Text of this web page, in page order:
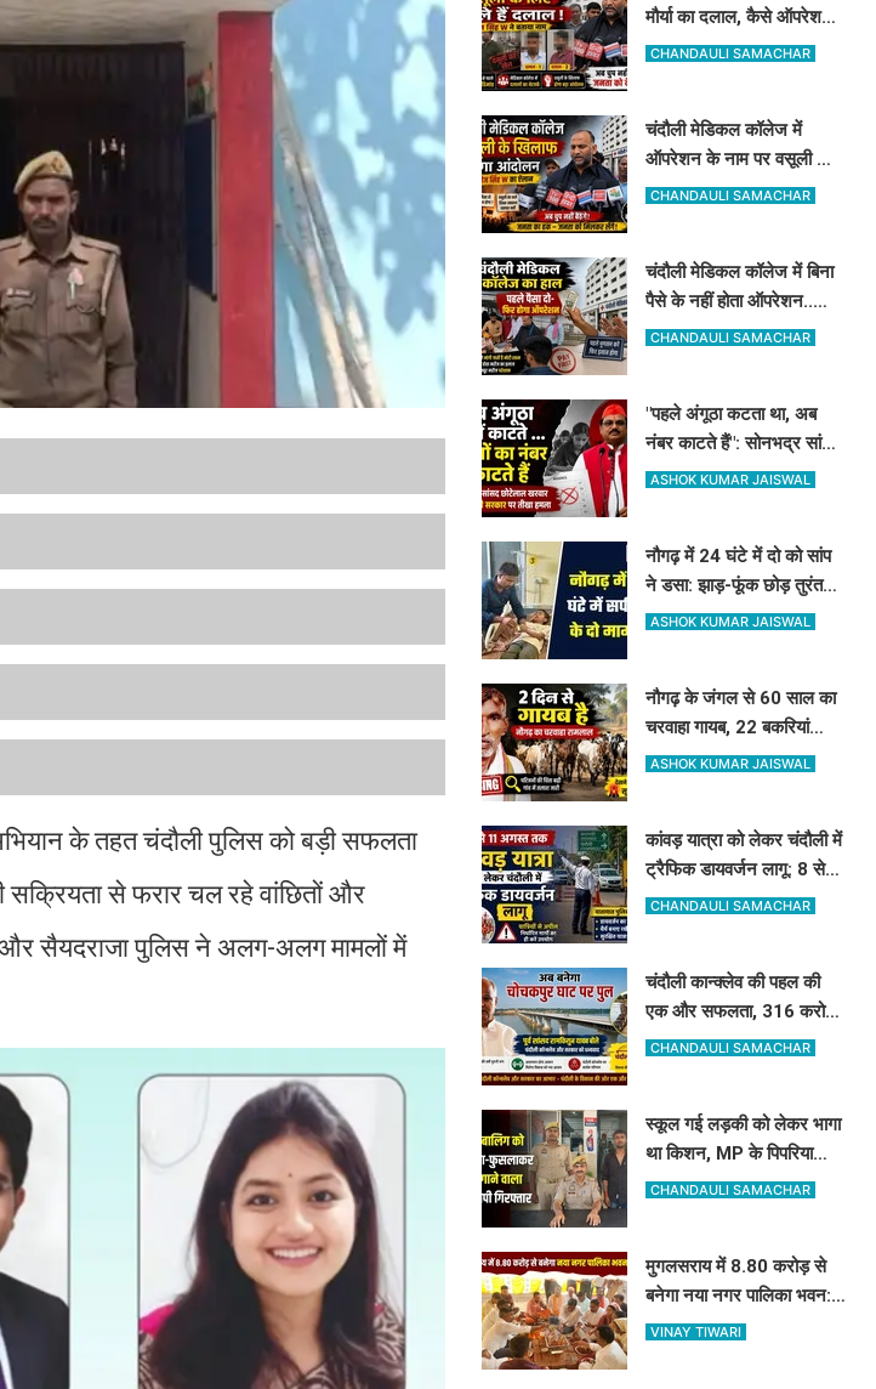
के तहत चंदौली पुलिस को बड़ी सफलता
सक्रियता से फरार चल रहे वांछितों और
और सैयदराजा पुलिस ने अलग-अलग मामलों में
मौर्या का दलाल, कैसे ऑपरेशन
के लिए खुलेआम मांगता है पैसे,
CHANDAULI SAMACHAR
चंदौली मेडिकल कॉलेज में
ऑपरेशन के नाम पर वसूली का
मनोज सिंह डब्लू करेंगे विरोध,
CHANDAULI SAMACHAR
चंदौली मेडिकल कॉलेज में बिना
पैसे के नहीं होता ऑपरेशन..
विधवा से मांगे 30 हजार, DM-
CHANDAULI SAMACHAR
"पहले अंगूठा कटता था, अब
नंबर काटते हैं": सोनभद्र सांसद
छोटेलाल खरवार का मोदी
ASHOK KUMAR JAISWAL
नौगढ़ में 24 घंटे में दो को सांप
ने डसा: झाड़-फूंक छोड़ तुरंत
पहुंचे अस्पताल, सही समय पर
ASHOK KUMAR JAISWAL
नौगढ़ के जंगल से 60 साल का
चरवाहा गायब, 22 बकरियां
अकेले लौटीं घर..आखिर
ASHOK KUMAR JAISWAL
कांवड़ यात्रा को लेकर चंदौली में
ट्रैफिक डायवर्जन लागू: 8 से
11 अगस्त तक बदले रहेंगे ये
CHANDAULI SAMACHAR
चंदौली कान्क्लेव की पहल की
एक और सफलता, 316 करोड़
से गंगा और कर्मनाशा नदी पर
CHANDAULI SAMACHAR
स्कूल गई लड़की को लेकर भागा
था किशन, MP के पिपरिया
स्टेशन से अरेस्ट, लड़की
CHANDAULI SAMACHAR
मुगलसराय में 8.80 करोड़ से
बनेगा नया नगर पालिका भवन:
विधायक रमेश जायसवाल ने
VINAY TIWARI